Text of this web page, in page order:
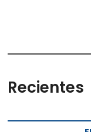
Recientes